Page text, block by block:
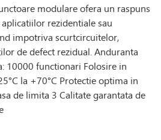
modulare ofera un raspuns
rezidentiale sau
impotriva scurtcircuitelor,
de defect rezidual. Anduranta
10000 functionari Folosire in
la +70°C Protectie optima in
de limita 3 Calitate garantata de